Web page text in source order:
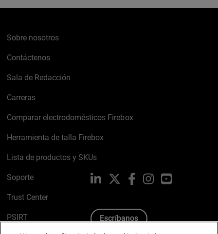
Sobre nosotros
Contáctenos
Sala de Redacción
Carreras
Comparar electrodomésticos Firebox
Herramienta de talla Firebox
Lista de productos y SKUs
Soporte
Trust Center
PSIRT
LinkedIn FacebookInstagramYouTube
Escríbanos